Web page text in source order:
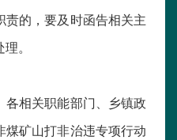
责的，要及时函告相关主
。
各相关职能部门、乡镇政
煤矿山打非治违专项行动